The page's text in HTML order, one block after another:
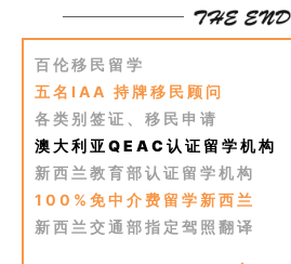
百伦移民留学
五名IAA 持牌移民顾问
各类别签证、移民申请
澳大利亚QEAC认证留学机构
新西兰教育部认证留学机构
100%免中介费留学新西兰
新西兰交通部指定驾照翻译